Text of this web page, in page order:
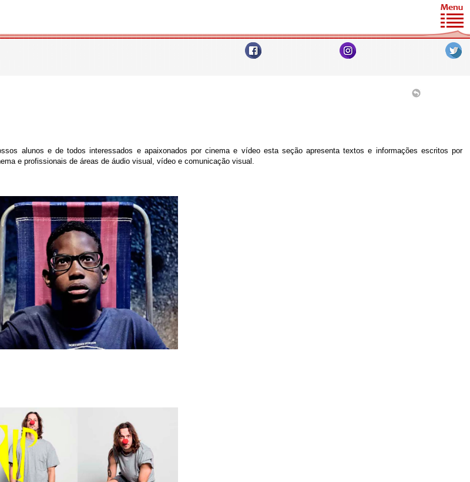
alunos e de todos interessados e apaixonados por cinema e vídeo esta seção apresenta textos e informações escritos por
e profissionais de áreas de áudio visual, vídeo e comunicação visual.